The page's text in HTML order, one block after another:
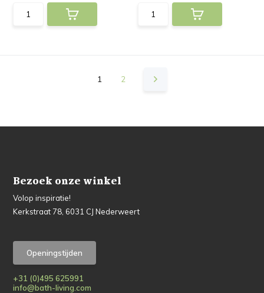
1 2
Bezoek onze winkel
Volop inspiratie!
Kerkstraat 78, 6031 CJ Nederweert
Openingstijden
+31 (0)495 625991
info@bath-living.com